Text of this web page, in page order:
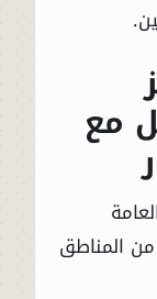
مع
من المناطق